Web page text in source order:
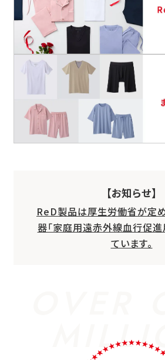
【お知らせ】
ReD製品は厚生労働省が定
器「家庭用遠赤外線血行促進
ています。